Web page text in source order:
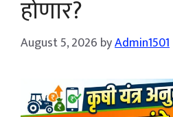
होणार?
August 5, 2026 byAdmin1501